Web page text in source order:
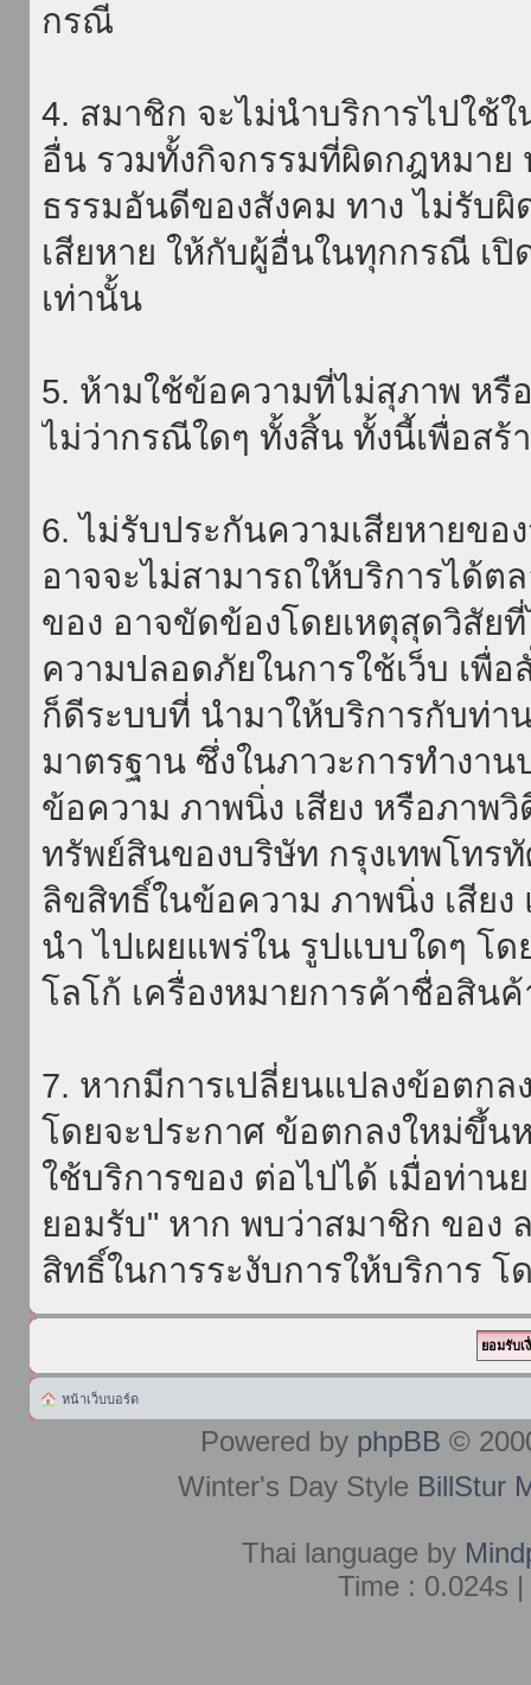
กรณี
4. สมาชิก จะไม่นำบริการไปใช้
อื่น รวมทั้งกิจกรรมที่ผิดกฎหมาย
ธรรมอันดีของสังคม ทาง ไม่รับ
เสียหาย ให้กับผู้อื่นในทุกกรณี เปิ
เท่านั้น
5. ห้ามใช้ข้อความที่ไม่สุภาพ หรื
ไม่ว่ากรณีใดๆ ทั้งสิ้น ทั้งนี้เพื่อสร้
6. ไม่รับประกันความเสียหายขอ
อาจจะไม่สามารถให้บริการได้ต
ของ อาจขัดข้องโดยเหตุสุดวิสัย
ความปลอดภัยในการใช้เว็บ เพื่
ก็ดีระบบที่ นำมาให้บริการกับท่
มาตรฐาน ซึ่งในภาวะการทำงา
ข้อความ ภาพนิ่ง เสียง หรือภาพ
ทรัพย์สินของบริษัท กรุงเทพโทร
ลิขสิทธิ์ในข้อความ ภาพนิ่ง เสีย
นำ ไปเผยแพร่ใน รูปแบบใดๆ โ
โลโก้ เครื่องหมายการค้าชื่อสิน
7. หากมีการเปลี่ยนแปลงข้อตกล
โดยจะประกาศ ข้อตกลงใหม่ขึ้น
ใช้บริการของ ต่อไปได้ เมื่อท่า
ยอมรับ" หาก พบว่าสมาชิก ของ
สิทธิ์ในการระงับการให้บริการ
หน้าเว็บบอร์ด
Powered by phpBB ©
Winter's Day Style BillStur
Thai language by
Time : 0.024s